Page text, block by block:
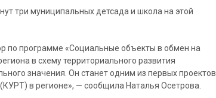
три муниципальных детсада и школа на этой
по программе «Социальные объекты в обмен на
в схему территориального развития
значения. Он станет одним из первых проектов
в регионе», — сообщила Наталья Осетрова.